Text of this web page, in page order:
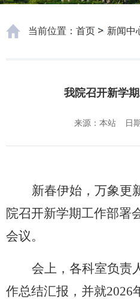
当前位置： 首页 新闻中
我院召开新学
来源：本站 日
新春伊始，万象更
院召开新学期工作部署
会议。
会上，各科室负责
作总结汇报，并就2026